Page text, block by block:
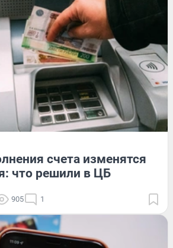
счета изменятся
что решили в ЦБ
905 1